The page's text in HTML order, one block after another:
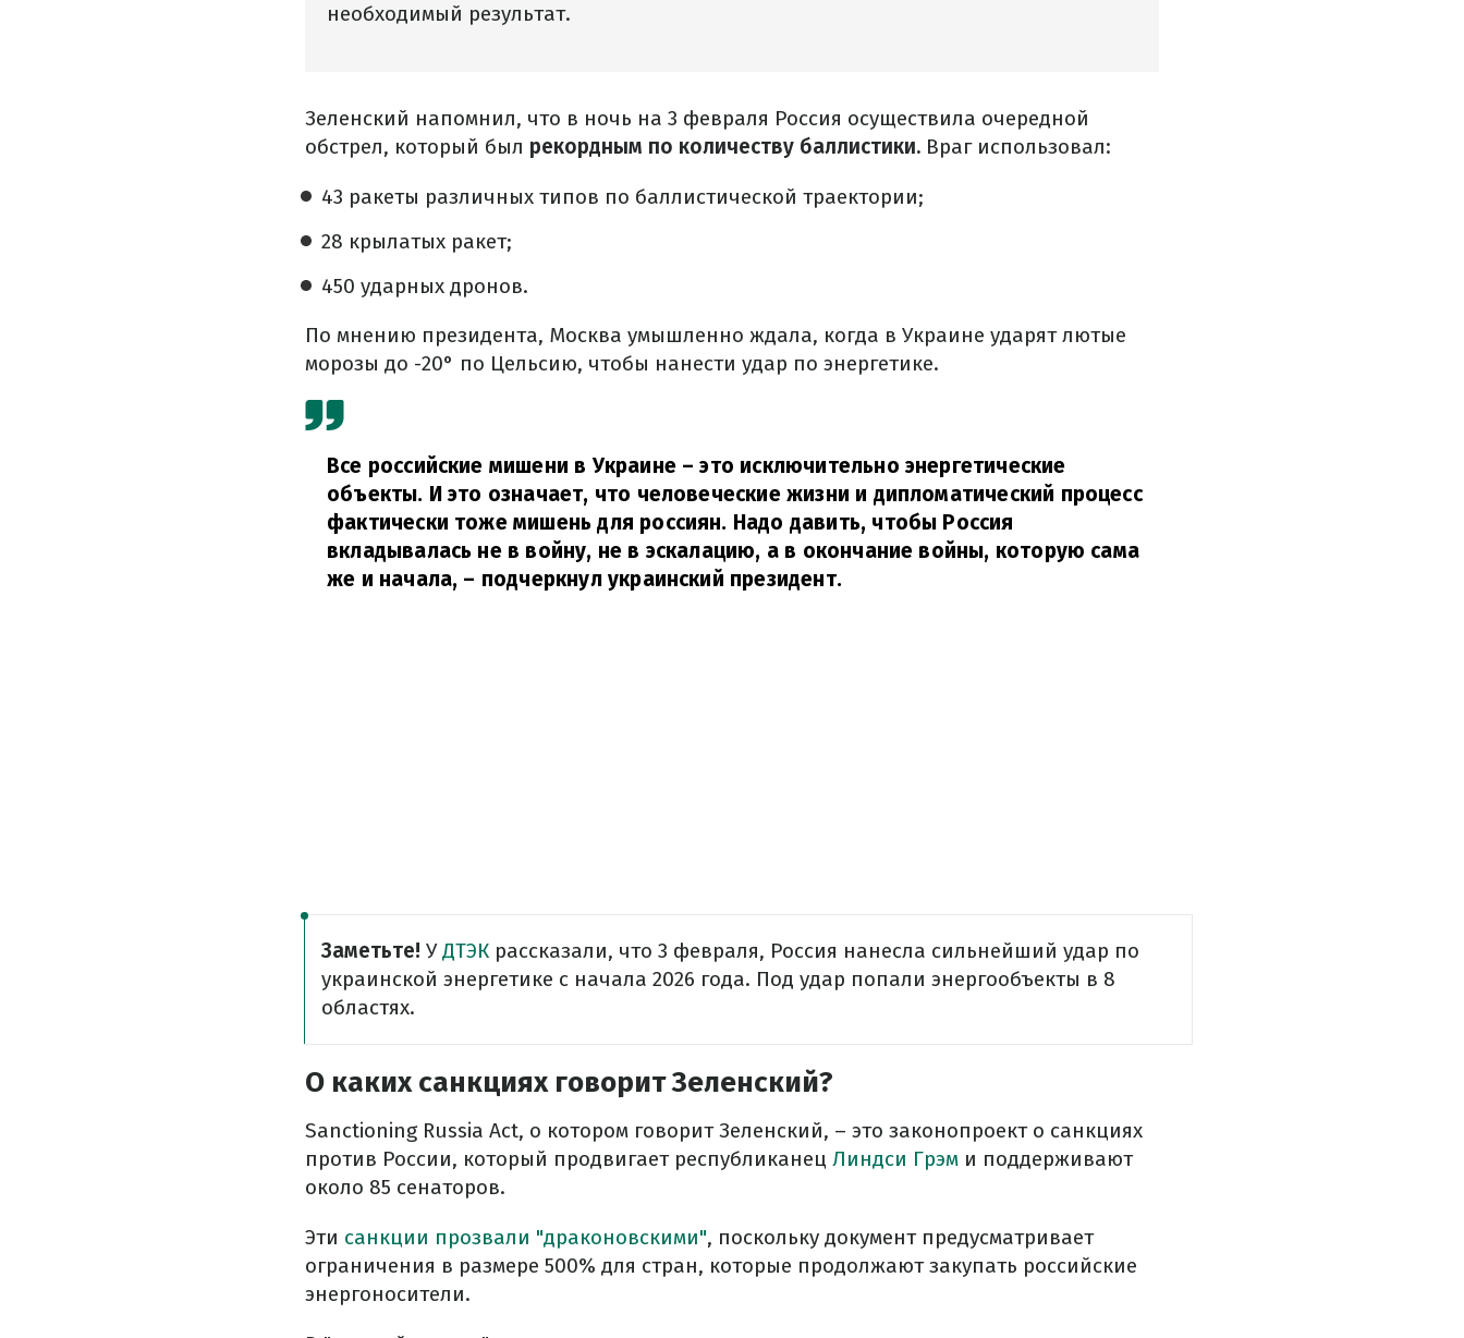
необходимый результат.
Зеленский напомнил, что в ночь на 3 февраля Россия осуществила очередной
обстрел, который был рекордным по количеству баллистики. Враг использовал:
43 ракеты различных типов по баллистической траектории;
28 крылатых ракет;
450 ударных дронов.
По мнению президента, Москва умышленно ждала, когда в Украине ударят лютые
морозы до -20° по Цельсию, чтобы нанести удар по энергетике.
Все российские мишени в Украине – это исключительно энергетические
объекты. И это означает, что человеческие жизни и дипломатический процесс
фактически тоже мишень для россиян. Надо давить, чтобы Россия
вкладывалась не в войну, не в эскалацию, а в окончание войны, которую сама
же и начала, – подчеркнул украинский президент.
Заметьте! УДТЭК рассказали, что 3 февраля, Россия нанесла сильнейший удар по
украинской энергетике с начала 2026 года. Под удар попали энергообъекты в 8
областях.
О каких санкциях говорит Зеленский?
Sanctioning Russia Act, о котором говорит Зеленский, – это законопроект о санкциях
против России, который продвигает республиканец Линдси Грэм и поддерживают
около 85 сенаторов.
Эти санкции прозвали "драконовскими", поскольку документ предусматривает
ограничения в размере 500% для стран, которые продолжают закупать российские
энергоносители.